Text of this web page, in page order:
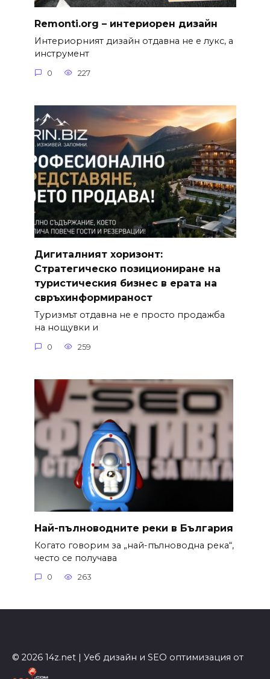
Remonti.org – интериорен дизайн
Интериорният дизайн отдавна не е лукс, а
инструмент
0 227
Дигиталният хоризонт:
Стратегическо позициониране на
туристическия бизнес в ерата на
свръхинформираност
Туризмът отдавна не е просто продажба
на нощувки и
0 259
Най-пълноводните реки в България
Когато говорим за „най-пълноводна река“,
често се получава
0 263
© 2026 14z.net | Уеб дизайн и SEO оптимизация от